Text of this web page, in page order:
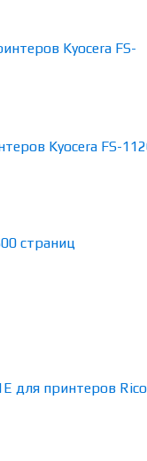
Kyocera FS-